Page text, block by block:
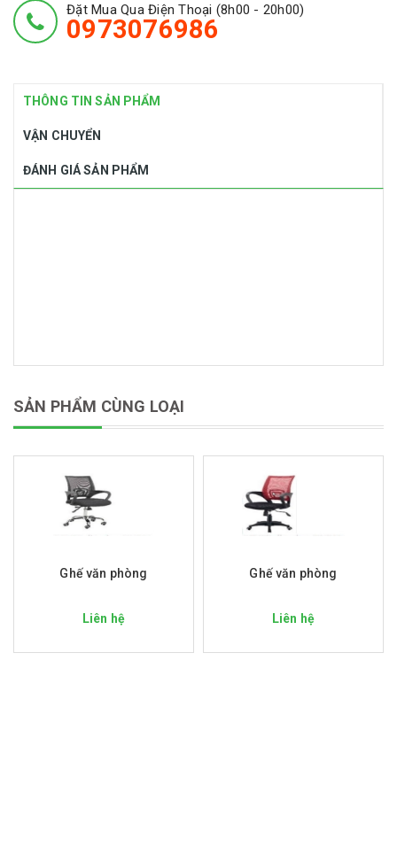
Đặt Mua Qua Điện Thoại (8h00 - 20h00)
0973076986
THÔNG TIN SẢN PHẨM
VẬN CHUYỂN
ĐÁNH GIÁ SẢN PHẨM
SẢN PHẨM CÙNG LOẠI
Ghế văn phòng
Liên hệ
Ghế văn phòng
Liên hệ